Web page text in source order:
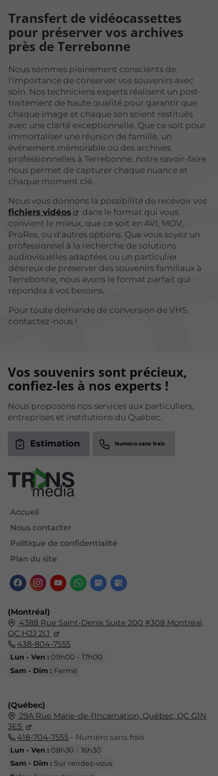
Transfert de vidéocassettes
pour préserver vos archives
près de Terrebonne
Nous sommes pleinement conscients de
l'importance de conserver vos souvenirs avec
soin. Nos techniciens experts réalisent un post-
traitement de haute qualité pour garantir que
chaque image et chaque son soient restitués
avec une clarté exceptionnelle. Que ce soit pour
immortaliser une réunion de famille, un
événement mémorable ou des archives
professionnelles à Terrebonne, notre savoir-faire
nous permet de capturer chaque nuance et
chaque moment clé.
Nous vous donnons la possibilité de recevoir vos
fichiers vidéos
dans le format qui vous
convient le mieux, que ce soit en AVI, MOV,
ProRes, ou d'autres options. Que vous soyez un
professionnel à la recherche de solutions
audiovisuelles adaptées ou un particulier
désireux de préserver des souvenirs familiaux à
Terrebonne, nous avons le format parfait qui
répondra à vos besoins.
Pour toute demande de conversion de VHS,
contactez-nous !
Accueil
Nous contacter
Politique de confidentialité
Plan du site
Vos souvenirs sont précieux,
confiez-les à nos experts !
Nous proposons nos services aux particuliers,
entreprises et institutions du Québec.
Estimation
(Québec)
29A Rue Marie-de-l'Incarnation, Québec, QC G1N
3E5
418-704-7555 - Numéro sans frais
Lun - Ven : 08h30 - 16h30
Sam - Dim : Sur rendez-vous
(Montréal)
4388 Rue Saint-Denis Suite 200 #308 Montreal,
QC H2J 2L1
438-804-7555
Lun - Ven : 09h00 - 17h00
Sam - Dim : Fermé